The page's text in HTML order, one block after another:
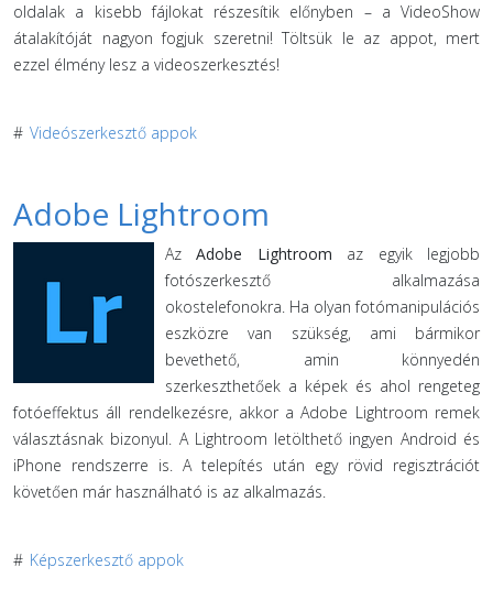
oldalak a kisebb fájlokat részesítik előnyben – a VideoShow
átalakítóját nagyon fogjuk szeretni! Töltsük le az appot, mert
ezzel élmény lesz a videoszerkesztés!
# Videószerkesztő appok
Adobe Lightroom
AzAdobe Lightroom az egyik legjobb
fotószerkesztő alkalmazása
okostelefonokra. Ha olyan fotómanipulációs
eszközre van szükség, ami bármikor
bevethető, amin könnyedén
szerkeszthetőek a képek és ahol rengeteg
fotóeffektus áll rendelkezésre, akkor a Adobe Lightroom remek
választásnak bizonyul. A Lightroom letölthető ingyen Android és
iPhone rendszerre is. A telepítés után egy rövid regisztrációt
követően már használható is az alkalmazás.
# Képszerkesztő appok